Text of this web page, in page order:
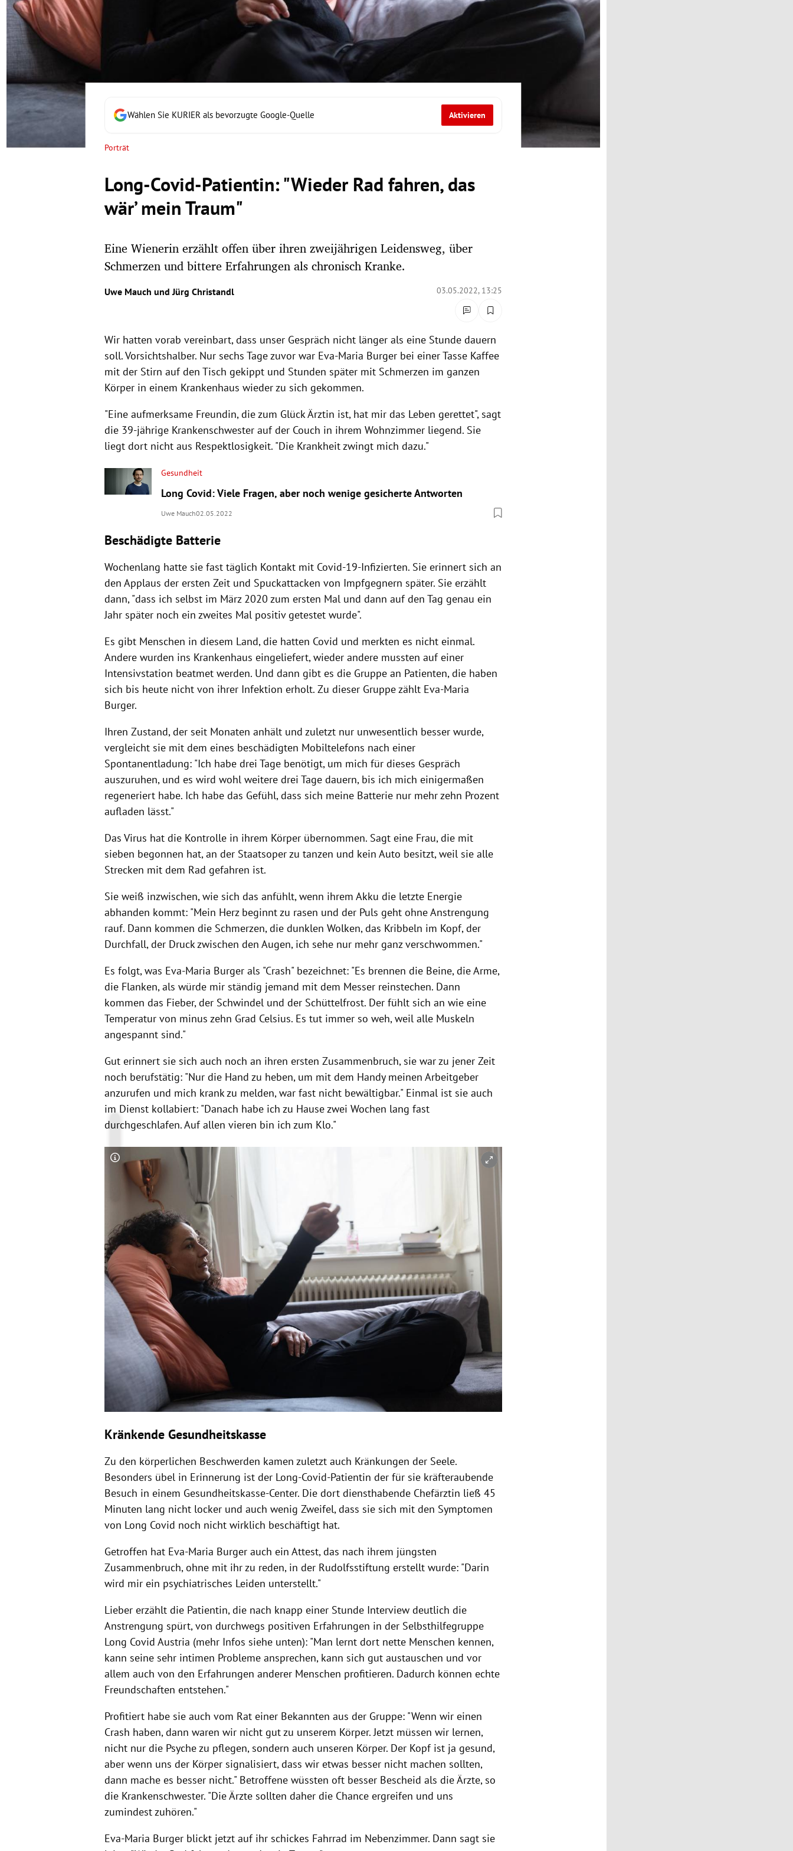
Untermenü
Untermenü
Untermenü
Untermenü Wählen Sie KURIER als bevorzugte Google-Quelle Aktivieren
Porträt
Long-Covid-Patientin: "Wieder Rad fahren, das
wär’ mein Traum"
Eine Wienerin erzählt offen über ihren zweijährigen Leidensweg, über
Schmerzen und bittere Erfahrungen als chronisch Kranke.
Uwe Mauch und Jürg Christandl 03.05.2022, 13:25
Wir hatten vorab vereinbart, dass unser Gespräch nicht länger als eine Stunde dauern
soll. Vorsichtshalber. Nur sechs Tage zuvor war Eva-Maria Burger bei einer Tasse Kaffee
mit der Stirn auf den Tisch gekippt und Stunden später mit Schmerzen im ganzen
Körper in einem Krankenhaus wieder zu sich gekommen.
"Eine aufmerksame Freundin, die zum Glück Ärztin ist, hat mir das Leben gerettet", sagt
die 39-jährige Krankenschwester auf der Couch in ihrem Wohnzimmer liegend. Sie
liegt dort nicht aus Respektlosigkeit. "Die Krankheit zwingt mich dazu."
Gesundheit
Long Covid: Viele Fragen, aber noch wenige gesicherte Antworten
Uwe Mauch02.05.2022
Beschädigte Batterie
Wochenlang hatte sie fast täglich Kontakt mit Covid-19-Infizierten. Sie erinnert sich an
den Applaus der ersten Zeit und Spuckattacken von Impfgegnern später. Sie erzählt
dann, "dass ich selbst im März 2020 zum ersten Mal und dann auf den Tag genau ein
Jahr später noch ein zweites Mal positiv getestet wurde".
Es gibt Menschen in diesem Land, die hatten Covid und merkten es nicht einmal.
Andere wurden ins Krankenhaus eingeliefert, wieder andere mussten auf einer
Intensivstation beatmet werden. Und dann gibt es die Gruppe an Patienten, die haben
sich bis heute nicht von ihrer Infektion erholt. Zu dieser Gruppe zählt Eva-Maria
Burger.
Ihren Zustand, der seit Monaten anhält und zuletzt nur unwesentlich besser wurde,
vergleicht sie mit dem eines beschädigten Mobiltelefons nach einer
Spontanentladung: "Ich habe drei Tage benötigt, um mich für dieses Gespräch
auszuruhen, und es wird wohl weitere drei Tage dauern, bis ich mich einigermaßen
regeneriert habe. Ich habe das Gefühl, dass sich meine Batterie nur mehr zehn Prozent
aufladen lässt."
Das Virus hat die Kontrolle in ihrem Körper übernommen. Sagt eine Frau, die mit
sieben begonnen hat, an der Staatsoper zu tanzen und kein Auto besitzt, weil sie alle
Strecken mit dem Rad gefahren ist.
Sie weiß inzwischen, wie sich das anfühlt, wenn ihrem Akku die letzte Energie
abhanden kommt: "Mein Herz beginnt zu rasen und der Puls geht ohne Anstrengung
rauf. Dann kommen die Schmerzen, die dunklen Wolken, das Kribbeln im Kopf, der
Durchfall, der Druck zwischen den Augen, ich sehe nur mehr ganz verschwommen."
Es folgt, was Eva-Maria Burger als "Crash" bezeichnet: "Es brennen die Beine, die Arme,
die Flanken, als würde mir ständig jemand mit dem Messer reinstechen. Dann
kommen das Fieber, der Schwindel und der Schüttelfrost. Der fühlt sich an wie eine
Temperatur von minus zehn Grad Celsius. Es tut immer so weh, weil alle Muskeln
angespannt sind."
Gut erinnert sie sich auch noch an ihren ersten Zusammenbruch, sie war zu jener Zeit
noch berufstätig: "Nur die Hand zu heben, um mit dem Handy meinen Arbeitgeber
anzurufen und mich krank zu melden, war fast nicht bewältigbar." Einmal ist sie auch
im Dienst kollabiert: "Danach habe ich zu Hause zwei Wochen lang fast
durchgeschlafen. Auf allen vieren bin ich zum Klo."
Copyright-Hinweis öffnen/schließen
Kränkende Gesundheitskasse
Zu den körperlichen Beschwerden kamen zuletzt auch Kränkungen der Seele.
Besonders übel in Erinnerung ist der Long-Covid-Patientin der für sie kräfteraubende
Besuch in einem Gesundheitskasse-Center. Die dort diensthabende Chefärztin ließ 45
Minuten lang nicht locker und auch wenig Zweifel, dass sie sich mit den Symptomen
von Long Covid noch nicht wirklich beschäftigt hat.
Getroffen hat Eva-Maria Burger auch ein Attest, das nach ihrem jüngsten
Zusammenbruch, ohne mit ihr zu reden, in der Rudolfsstiftung erstellt wurde: "Darin
wird mir ein psychiatrisches Leiden unterstellt."
Lieber erzählt die Patientin, die nach knapp einer Stunde Interview deutlich die
Anstrengung spürt, von durchwegs positiven Erfahrungen in der Selbsthilfegruppe
Long Covid Austria (mehr Infos siehe unten): "Man lernt dort nette Menschen kennen,
kann seine sehr intimen Probleme ansprechen, kann sich gut austauschen und vor
allem auch von den Erfahrungen anderer Menschen profitieren. Dadurch können echte
Freundschaften entstehen."
Profitiert habe sie auch vom Rat einer Bekannten aus der Gruppe: "Wenn wir einen
Crash haben, dann waren wir nicht gut zu unserem Körper. Jetzt müssen wir lernen,
nicht nur die Psyche zu pflegen, sondern auch unseren Körper. Der Kopf ist ja gesund,
aber wenn uns der Körper signalisiert, dass wir etwas besser nicht machen sollten,
dann mache es besser nicht." Betroffene wüssten oft besser Bescheid als die Ärzte, so
die Krankenschwester. "Die Ärzte sollten daher die Chance ergreifen und uns
zumindest zuhören."
Eva-Maria Burger blickt jetzt auf ihr schickes Fahrrad im Nebenzimmer. Dann sagt sie